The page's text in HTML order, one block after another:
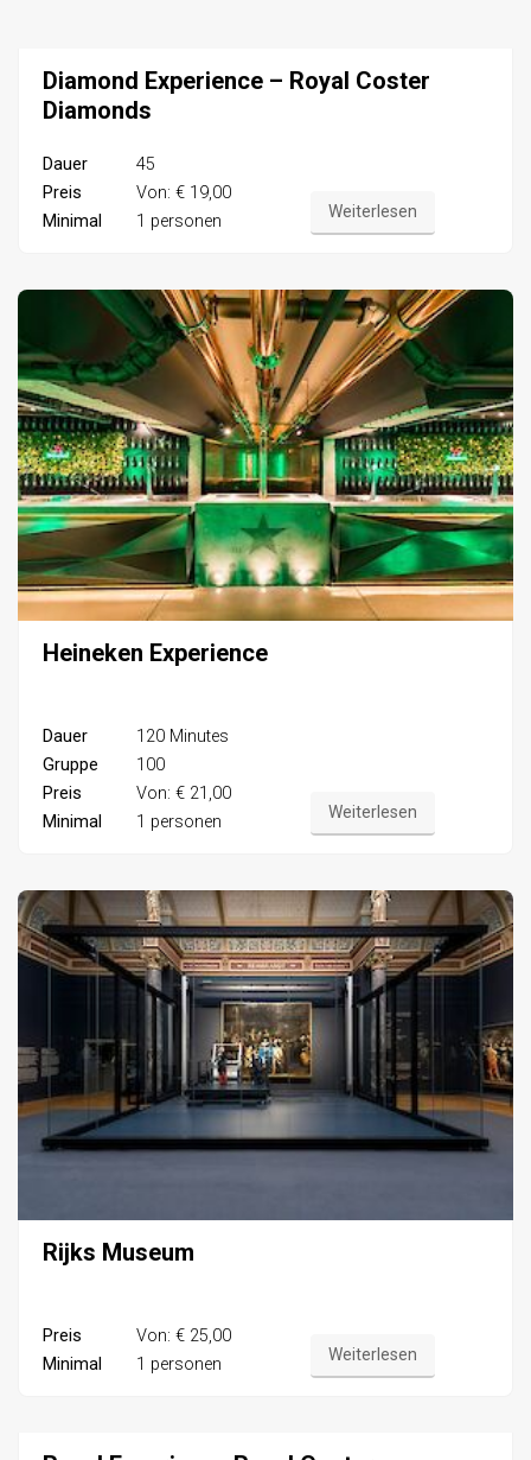
Diamond Experience – Royal Coster
Diamonds
Dauer
45
Preis
Von: € 19,00
Minimal
1 personen Weiterlesen
Heineken Experience
Dauer
120 Minutes
Gruppe
100
Preis
Von: € 21,00
Minimal
1 personen Weiterlesen
Rijks Museum
Preis
Von: € 25,00
Minimal
1 personen Weiterlesen